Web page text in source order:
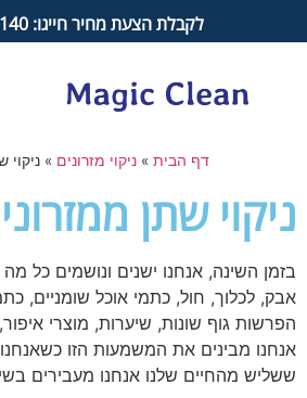
לקבלת הצעת מחיר חייגו: 050-8895140
דף הבית» ניקוי מזרונים» ניקוי
ניקוי שתן
בזמן השינה, אנחנו ישנים ונושמים כל
אבק, לכלוך, חול, כתמי אוכל שומניים,
הפרשות גוף שונות, שיערות, מוצרי איפור,
אנחנו מבינים את המשמעות הזו
ששליש מהחיים שלנו אנחנו מעבירים